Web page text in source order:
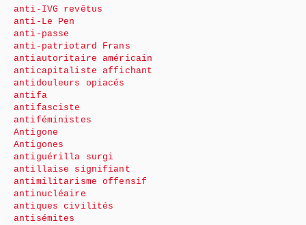
anti-IVG revêtus
anti-Le Pen
anti-passe
anti-patriotard Frans
antiautoritaire américain
anticapitaliste affichant
antidouleurs opiacés
antifa
antifasciste
antiféministes
Antigone
Antigones
antiguérilla surgi
antillaise signifiant
antimilitarisme offensif
antinucléaire
antiques civilités
antisémites